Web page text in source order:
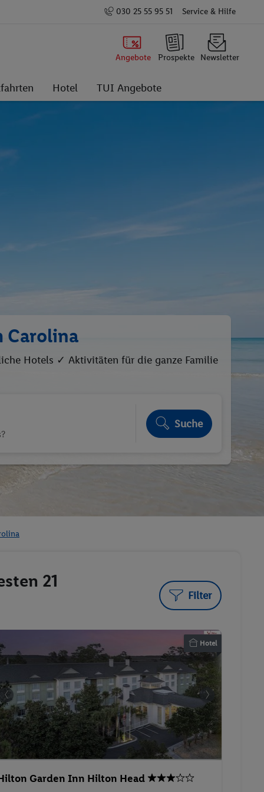
030 25 55 95 51 Service & Hilfe
Angebote Prospekte Newsletter
Hotel TUI Angebote
Carolina
Hotels ✓ Aktivitäten für die ganze Familie
Suche
21
Filter
Hotel
Garden Inn Hilton Head